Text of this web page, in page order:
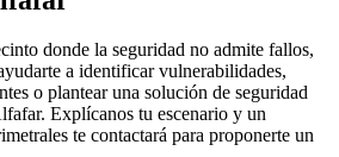
donde la seguridad no admite fallos,
a identificar vulnerabilidades,
o plantear una solución de seguridad
Explícanos tu escenario y un
te contactará para proponerte un